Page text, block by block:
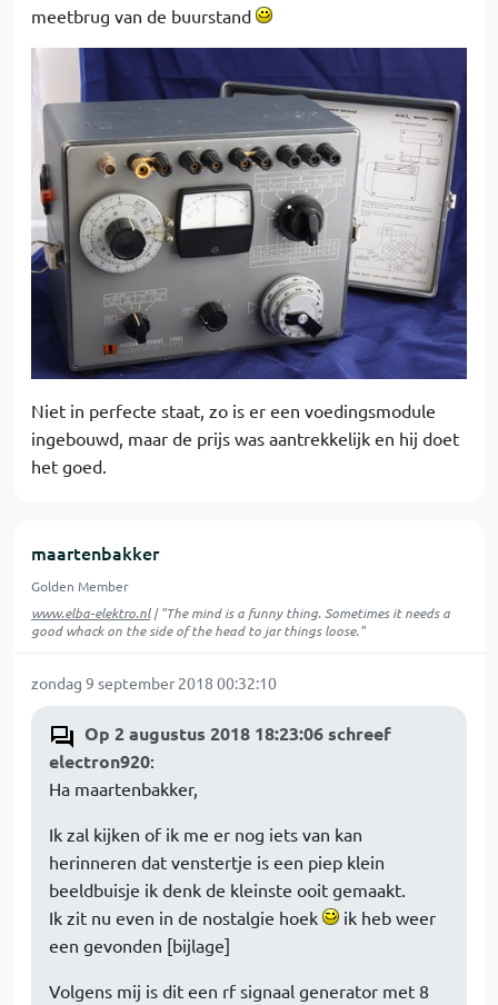
meetbrug van de buurstand
Niet in perfecte staat, zo is er een voedingsmodule
ingebouwd, maar de prijs was aantrekkelijk en hij doet
het goed.
maartenbakker
Golden Member
www.elba-elektro.nl| "The mind is a funny thing. Sometimes it needs a
good whack on the side of the head to jar things loose."
zondag 9 september 2018 00:32:10
Op 2 augustus 2018 18:23:06 schreef
electron920:
Ha maartenbakker,
Ik zal kijken of ik me er nog iets van kan
herinneren dat venstertje is een piep klein
beeldbuisje ik denk de kleinste ooit gemaakt.
Ik zit nu even in de nostalgie hoek
ik heb weer
een gevonden [bijlage]
Volgens mij is dit een rf signaal generator met 8